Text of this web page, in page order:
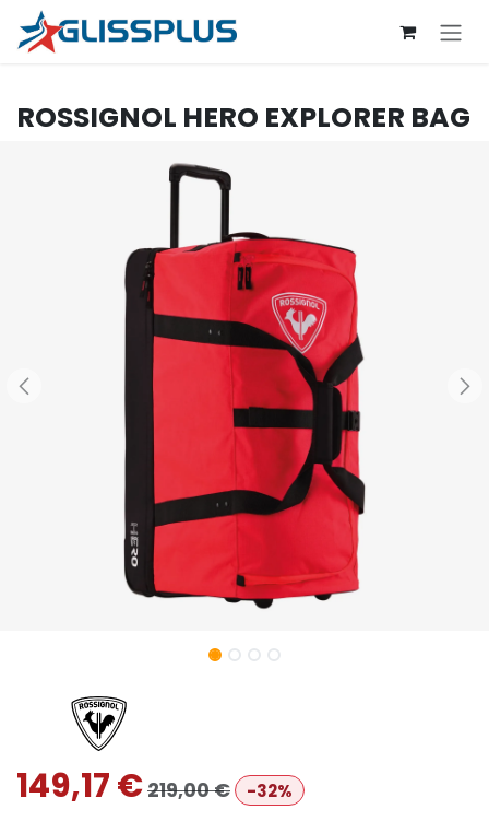
Se rendre au contenu
ROSSIGNOL HERO EXPLORER BAG
149,17€219,00€ -32%